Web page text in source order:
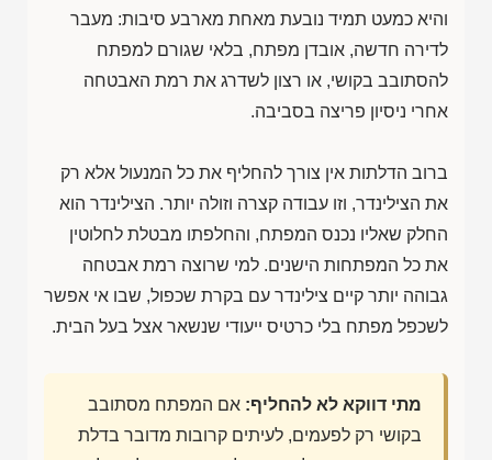
והיא כמעט תמיד נובעת מאחת מארבע סיבות: מעבר
לדירה חדשה, אובדן מפתח, בלאי שגורם למפתח
להסתובב בקושי, או רצון לשדרג את רמת האבטחה
אחרי ניסיון פריצה בסביבה.
ברוב הדלתות אין צורך להחליף את כל המנעול אלא רק
את הצילינדר, וזו עבודה קצרה וזולה יותר. הצילינדר הוא
החלק שאליו נכנס המפתח, והחלפתו מבטלת לחלוטין
את כל המפתחות הישנים. למי שרוצה רמת אבטחה
גבוהה יותר קיים צילינדר עם בקרת שכפול, שבו אי אפשר
לשכפל מפתח בלי כרטיס ייעודי שנשאר אצל בעל הבית.
מתי דווקא לא להחליף: אם המפתח מסתובב
בקושי רק לפעמים, לעיתים קרובות מדובר בדלת